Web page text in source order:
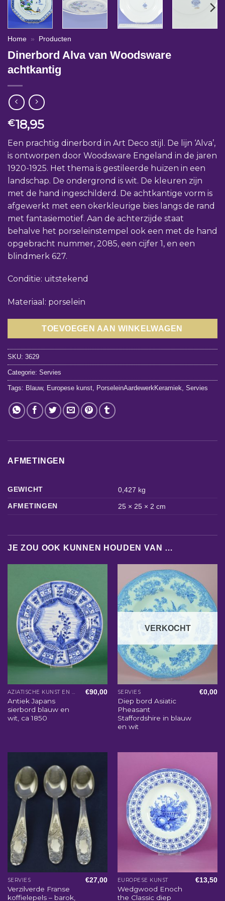
Home » Producten
Dinerbord Alva van Woodsware
achtkantig
€18,95
Een prachtig dinerbord in Art Deco stijl. De lijn ‘Alva’,
is ontworpen door Woodsware Engeland in de jaren
1920-1925. Het thema is gestileerde huizen in een
landschap. De ondergrond is wit. De kleuren zijn
met de hand ingeschilderd. De achtkantige vorm is
afgewerkt met een okerkleurige bies langs de rand
met fantasiemotief. Aan de achterzijde staat
behalve het porseleinstempel ook een met de hand
opgebracht nummer, 2085, een cijfer 1, en een
blindmerk 627.
Conditie: uitstekend
Materiaal: porselein
TOEVOEGEN AAN WINKELWAGEN
SKU: 3629
Categorie: Servies
Tags: Blauw, Europese kunst PorseleinAardewerkKeramiek Servies
AFMETINGEN
GEWICHT
0,427 kg
AFMETINGEN
25 × 25 × 2 cm
JE ZOU OOK KUNNEN HOUDEN VAN …
AZIATISCHE KUNST EN WOONACCESSOIRES
Antiek Japans
sierbord blauw en
wit, ca 1850
€90,00
VERKOCHT
SERVIES
Diep bord Asiatic
Pheasant
Staffordshire in blauw
en wit
€0,00
SERVIES
Verzilverde Franse
koffielepels – barok,
€27,00 EUROPESE KUNST
Wedgwood Enoch
the Classic diep
€13,50